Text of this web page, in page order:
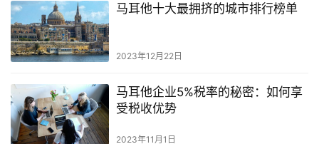
马耳他十大最拥挤的城市排行榜单
2023年12月22日
马耳他企业5%税率的秘密：如何享
受税收优势
2023年11月1日